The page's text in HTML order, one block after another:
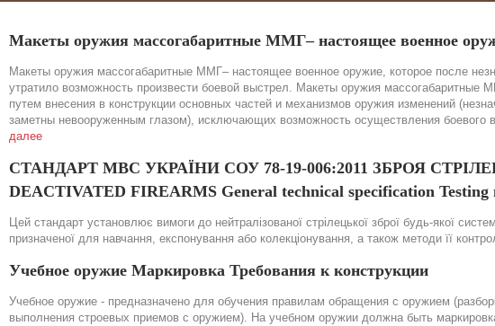
Макеты оружия массогабаритные ММГ– настоящее военное
Макеты оружия массогабаритные ММГ– настоящее военное оружие, которое после
утратило возможность произвести боевой выстрел. Макеты оружия массогабаритные
путем внесения в конструкции основных частей и механизмов оружия изменений
заметны невооруженным глазом), исключающих возможность осуществления боевого
далее
СТАНДАРТ МВС УКРАЇНИ СОУ 78-19-006:2011 ЗБРОЯ
DEACTIVATED FIREARMS General technical specification Testing
Цей стандарт установлює вимоги до нейтралізованої стрілецької зброї будь-якої
призначеної для навчання, експонування або колекціонування, а також методи її
Учебное оружие Маркировка Требования к конструкции
Учебное оружие - предназначено для обучения правилам обращения с оружием
выполнения строевых приемов с оружием). На учебном оружии должна быть